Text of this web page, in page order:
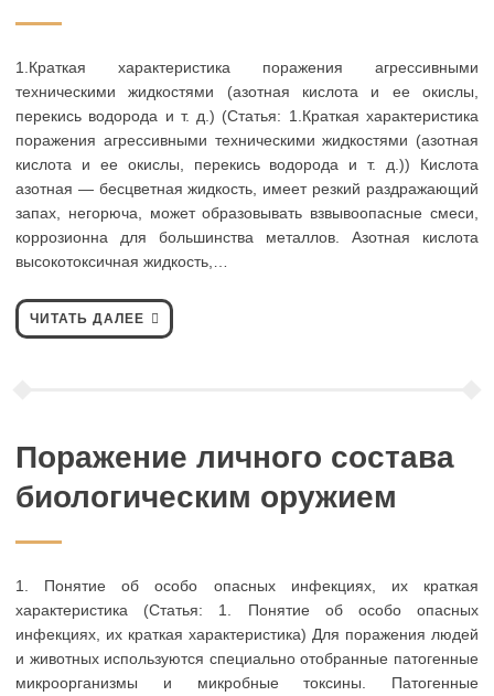
1.Краткая характеристика поражения агрессивными
техническими жидкостями (азотная кислота и ее окислы,
перекись водорода и т. д.) (Статья: 1.Краткая характеристика
поражения агрессивными техническими жидкостями (азотная
кислота и ее окислы, перекись водорода и т. д.)) Кислота
азотная — бесцветная жидкость, имеет резкий раздражающий
запах, негорюча, может образовывать взвывоопасные смеси,
коррозионна для большинства металлов. Азотная кислота
высокотоксичная жидкость,…
ЧИТАТЬ ДАЛЕЕ
Поражение личного состава
биологическим оружием
1. Понятие об особо опасных инфекциях, их краткая
характеристика (Статья: 1. Понятие об особо опасных
инфекциях, их краткая характеристика) Для поражения людей
и животных используются специально отобранные патогенные
микроорганизмы и микробные токсины. Патогенные